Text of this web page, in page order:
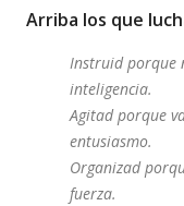
Arriba los que
Instruid porque
inteligencia.
Agitad porque
entusiasmo.
Organizad
fuerza.